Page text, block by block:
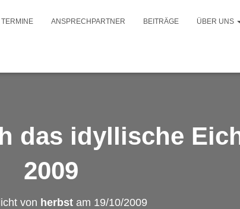
TERMINE ANSPRECHPARTNER BEITRÄGE ÜBER UNS
das idyllische
2009
von herbstam 19/10/2009